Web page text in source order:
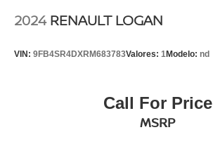
2024 RENAULT LOGAN
VIN: 9FB4SR4DXRM683783Valores: 1Modelo: nd
Call For Price
MSRP